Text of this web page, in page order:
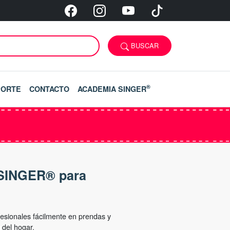
BUSCAR
CONTACTO ACADEMIA SINGER®
para
fácilmente en prendas y
hogar.